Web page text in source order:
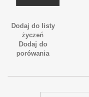
Dodaj do listy
życzeń
Dodaj do
porówania